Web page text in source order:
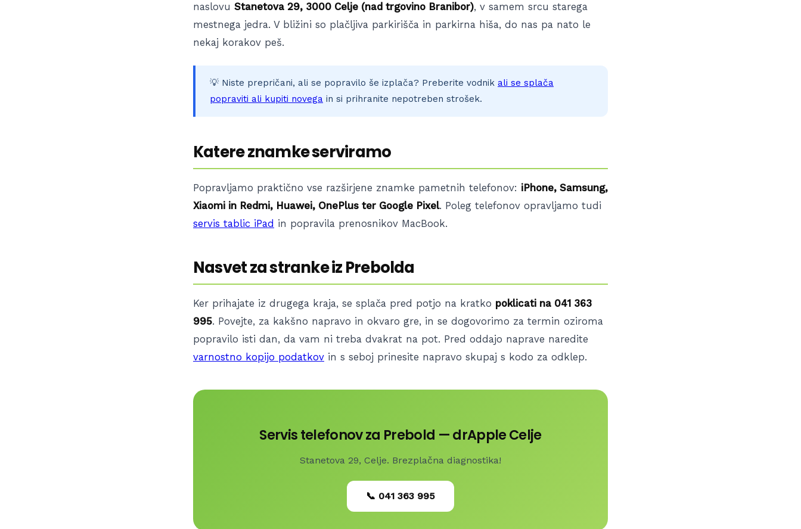
naslovu Stanetova 29, 3000 Celje (nad trgovino Branibor), v samem srcu starega
mestnega jedra. V bližini so plačljiva parkirišča in parkirna hiša, do nas pa nato le
nekaj korakov peš.
💡 Niste prepričani, ali se popravilo še izplača? Preberite vodnik ali se splača
popraviti ali kupiti novega in si prihranite nepotreben strošek.
Katere znamke serviramo
Popravljamo praktično vse razširjene znamke pametnih telefonov: iPhone, Samsung,
Xiaomi in Redmi, Huawei, OnePlus ter Google Pixel. Poleg telefonov opravljamo tudi
servis tablic iPad in popravila prenosnikov MacBook.
Nasvet za stranke iz Prebolda
Ker prihajate iz drugega kraja, se splača pred potjo na kratko poklicati na 041 363
995. Povejte, za kakšno napravo in okvaro gre, in se dogovorimo za termin oziroma
popravilo isti dan, da vam ni treba dvakrat na pot. Pred oddajo naprave naredite
varnostno kopijo podatkov in s seboj prinesite napravo skupaj s kodo za odklep.
Servis telefonov za Prebold — drApple Celje
Stanetova 29, Celje. Brezplačna diagnostika!
📞 041 363 995